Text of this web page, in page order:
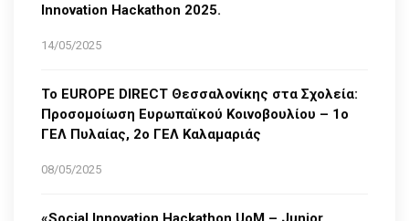
Innovation Hackathon 2025.
14/05/2025
Το EUROPE DIRECT Θεσσαλονίκης στα Σχολεία:
Προσομοίωση Ευρωπαϊκού Κοινοβουλίου – 1ο
ΓΕΛ Πυλαίας, 2ο ΓΕΛ Καλαμαριάς
08/05/2025